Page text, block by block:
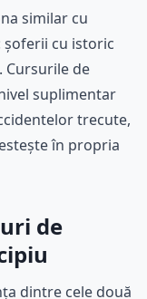
similar cu
șoferii cu istoric
Cursurile de
suplimentar
trecute,
în propria
de
dintre cele două